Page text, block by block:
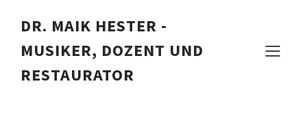
DR. MAIK HESTER -
MUSIKER, DOZENT UND
RESTAURATOR